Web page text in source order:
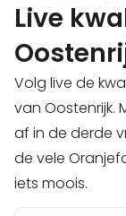
Live
Volg live de
van Oostenrijk.
af in de derde
de vele
iets moois.